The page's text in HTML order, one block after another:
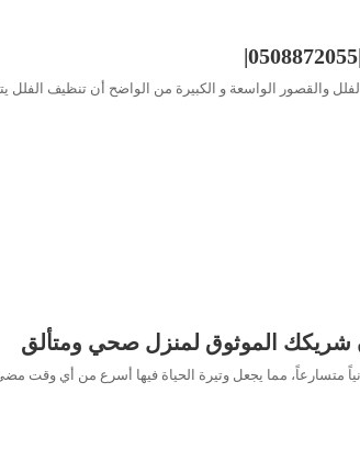
والقصور الواسعة و الكبيرة من الواضح أن تنظيف الفلل
الموثوق لمنزل صحي ومتألق
متسارعاً، مما يجعل وتيرة الحياة فيها أسرع من أي وقت